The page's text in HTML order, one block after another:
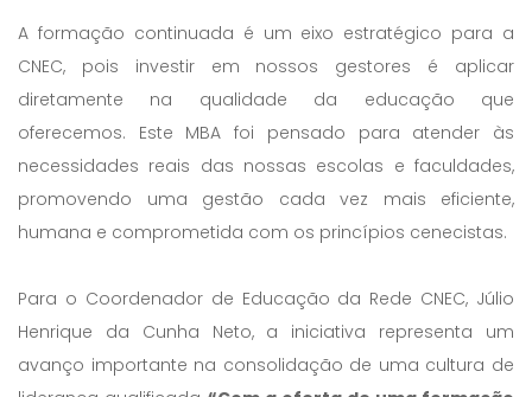
A formação continuada é um eixo estratégico para a
CNEC, pois investir em nossos gestores é aplicar
diretamente na qualidade da educação que
oferecemos. Este MBA foi pensado para atender às
necessidades reais das nossas escolas e faculdades,
promovendo uma gestão cada vez mais eficiente,
humana e comprometida com os princípios cenecistas.
Para o Coordenador de Educação da Rede CNEC, Júlio
Henrique da Cunha Neto, a iniciativa representa um
avanço importante na consolidação de uma cultura de